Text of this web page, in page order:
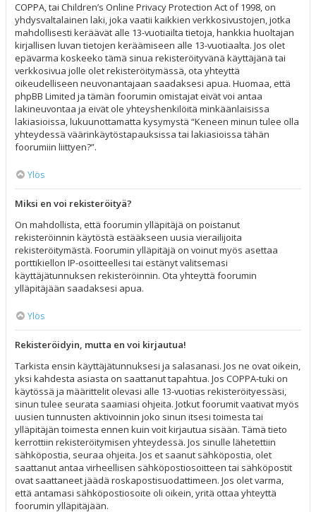
COPPA, tai Children’s Online Privacy Protection Act of 1998, on
yhdysvaltalainen laki, joka vaatii kaikkien verkkosivustojen, jotka
mahdollisesti keräävät alle 13-vuotiailta tietoja, hankkia huoltajan
kirjallisen luvan tietojen keräämiseen alle 13-vuotiaalta. Jos olet
epävarma koskeeko tämä sinua rekisteröityvänä käyttäjänä tai
verkkosivua jolle olet rekisteröitymässä, ota yhteyttä
oikeudelliseen neuvonantajaan saadaksesi apua. Huomaa, että
phpBB Limited ja tämän foorumin omistajat eivät voi antaa
lakineuvontaa ja eivät ole yhteyshenkilöitä minkäänlaisissa
lakiasioissa, lukuunottamatta kysymystä “Keneen minun tulee olla
yhteydessä väärinkäytöstapauksissa tai lakiasioissa tähän
foorumiin liittyen?”.
Ylös
Miksi en voi rekisteröityä?
On mahdollista, että foorumin ylläpitäjä on poistanut
rekisteröinnin käytöstä estääkseen uusia vierailijoita
rekisteröitymästä. Foorumin ylläpitäjä on voinut myös asettaa
porttikiellon IP-osoitteellesi tai estänyt valitsemasi
käyttäjätunnuksen rekisteröinnin. Ota yhteyttä foorumin
ylläpitäjään saadaksesi apua.
Ylös
Rekisteröidyin, mutta en voi kirjautua!
Tarkista ensin käyttäjätunnuksesi ja salasanasi. Jos ne ovat oikein,
yksi kahdesta asiasta on saattanut tapahtua. Jos COPPA-tuki on
käytössä ja määrittelit olevasi alle 13-vuotias rekisteröityessäsi,
sinun tulee seurata saamiasi ohjeita. Jotkut foorumit vaativat myös
uusien tunnusten aktivoinnin joko sinun itsesi toimesta tai
ylläpitäjän toimesta ennen kuin voit kirjautua sisään. Tämä tieto
kerrottiin rekisteröitymisen yhteydessä. Jos sinulle lähetettiin
sähköpostia, seuraa ohjeita. Jos et saanut sähköpostia, olet
saattanut antaa virheellisen sähköpostiosoitteen tai sähköpostit
ovat saattaneet jäädä roskapostisuodattimeen. Jos olet varma,
että antamasi sähköpostiosoite oli oikein, yritä ottaa yhteyttä
foorumin ylläpitäjään.